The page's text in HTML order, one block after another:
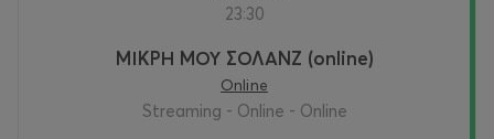
23:30
ΜΙΚΡΗ ΜΟΥ ΣΟΛΑΝΖ (online)
Online
Streaming - Online - Online